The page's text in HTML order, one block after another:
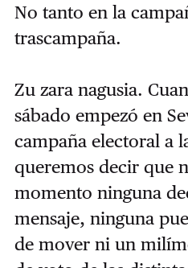
No tanto en la
trascampaña.
Zu zara nagusia.
sábado empezó en
campaña electoral a
queremos decir que
momento ninguna
mensaje, ninguna
de mover ni un